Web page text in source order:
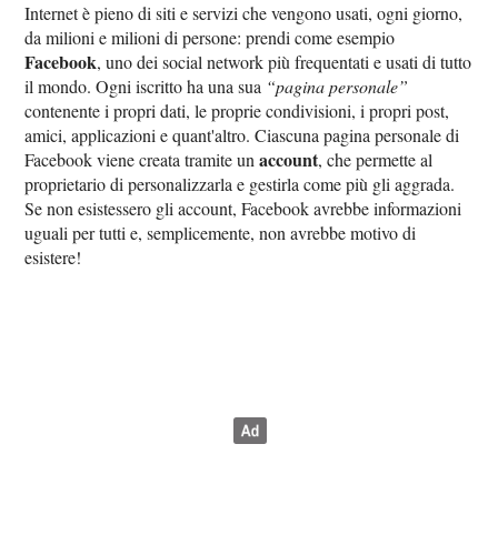
Internet è pieno di siti e servizi che vengono usati, ogni giorno,
da milioni e milioni di persone: prendi come esempio
Facebook, uno dei social network più frequentati e usati di tutto
il mondo. Ogni iscritto ha una sua “pagina personale”
contenente i propri dati, le proprie condivisioni, i propri post,
amici, applicazioni e quant'altro. Ciascuna pagina personale di
Facebook viene creata tramite unaccount, che permette al
proprietario di personalizzarla e gestirla come più gli aggrada.
Se non esistessero gli account, Facebook avrebbe informazioni
uguali per tutti e, semplicemente, non avrebbe motivo di
esistere!